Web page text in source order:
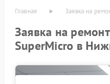
Главная Заявка на
Заявка на
SuperMicro в